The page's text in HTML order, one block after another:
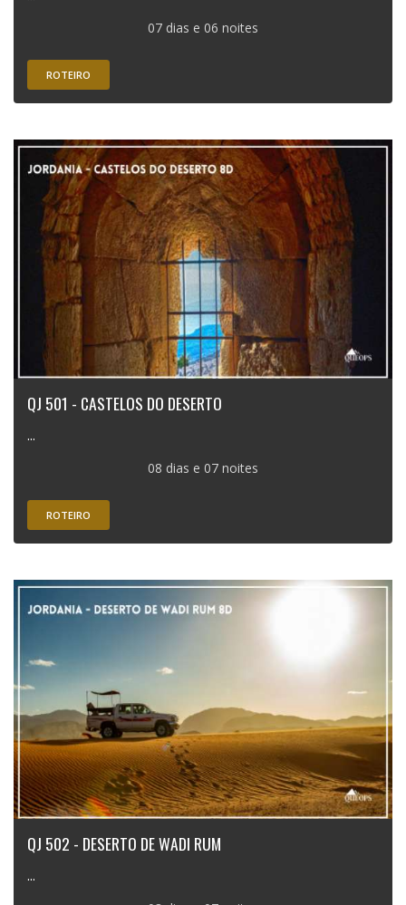
07 dias e 06 noites
ROTEIRO
QJ 501 - CASTELOS DO DESERTO
...
08 dias e 07 noites
ROTEIRO
QJ 502 - DESERTO DE WADI RUM
...